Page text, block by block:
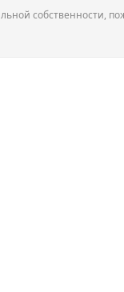
собственности,